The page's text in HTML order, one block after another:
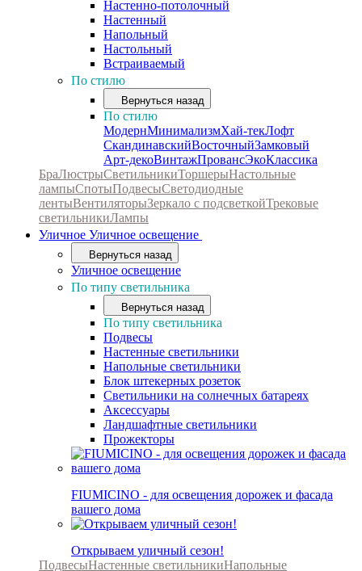
Настенно-потолочный
Настенный
Напольный
Настольный
Встраиваемый
По стилю
Вернуться назад
По стилю
МодернМинимализмХай-текЛофт
СкандинавскийВосточныйЗамковый
Арт-декоВинтажПровансЭкоКлассика
БраЛюстрыСветильникиТоршерыНастольные
лампыСпотыПодвесыСветодиодные
лентыВентиляторыЗеркало с подсветкойТрековые
светильникиЛампы
Уличное Уличное освещение
Вернуться назад
Уличное освещение
По типу светильника
Вернуться назад
По типу светильника
Подвесы
Настенные светильники
Напольные светильники
Блок штекерных розеток
Светильники на солнечных батареях
Аксессуары
Ландшафтные светильники
Прожекторы
FIUMICINO - для освещения дорожек и фасада
вашего дома
Открываем уличный сезон!
ПодвесыНастенные светильникиНапольные